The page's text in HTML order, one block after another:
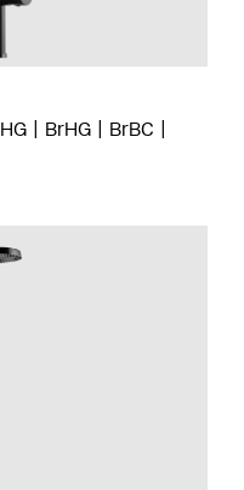
HG BrHG
BrBC